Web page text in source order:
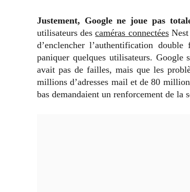
Justement, Google ne joue pas
utilisateurs descaméras connectéesNest
d’enclencher l’authentification
paniquer quelques utilisateurs. Google
avait pas de failles, mais que les
millions d’adresses mail et de 80
bas demandaient un renforcement de la